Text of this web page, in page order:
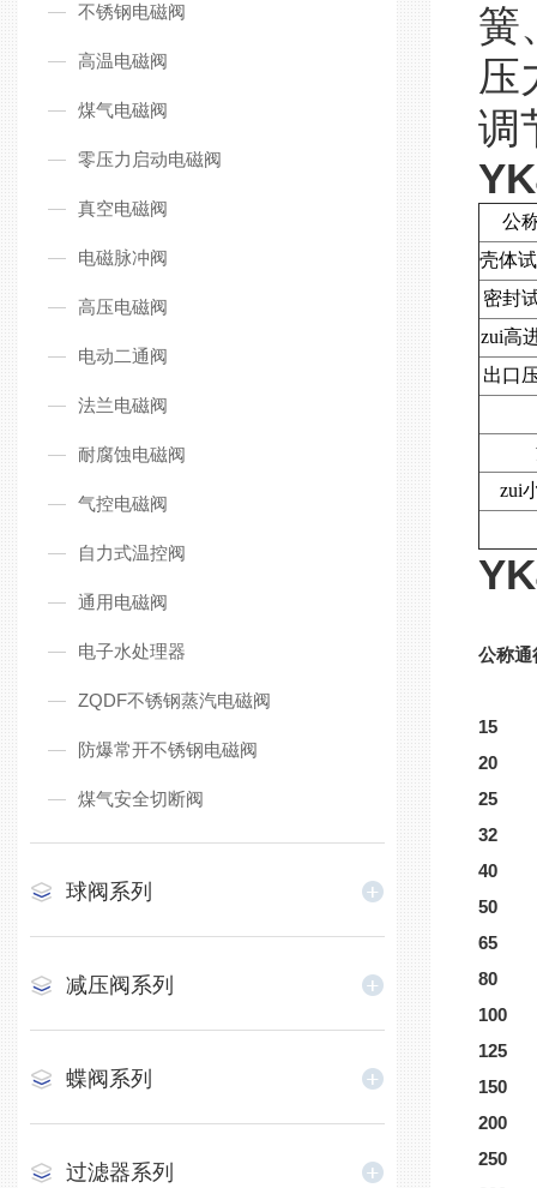
不锈钢电磁阀
高温电磁阀
煤气电磁阀
零压力启动电磁阀
真空电磁阀
电磁脉冲阀
高压电磁阀
电动二通阀
法兰电磁阀
耐腐蚀电磁阀
气控电磁阀
自力式温控阀
通用电磁阀
电子水处理器
ZQDF不锈钢蒸汽电磁阀
防爆常开不锈钢电磁阀
煤气安全切断阀
球阀系列
减压阀系列
蝶阀系列
过滤器系列
簧
压
调
公
壳体
密封
zui高
出口
zui
公称通
15
20
25
32
40
50
65
80
100
125
150
200
250